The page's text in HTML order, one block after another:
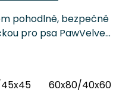
pohodlně, bezpečně
pro psa PawVelvet
60x80/40x60